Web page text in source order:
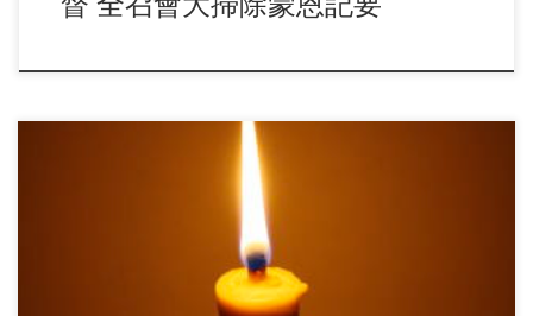
「祭司體系」一書題到喫陳設餅、收拾並經理燈臺。信息幫助
我看見燈臺的發光是藉著燒油而有的，燈臺需要燈芯 […]